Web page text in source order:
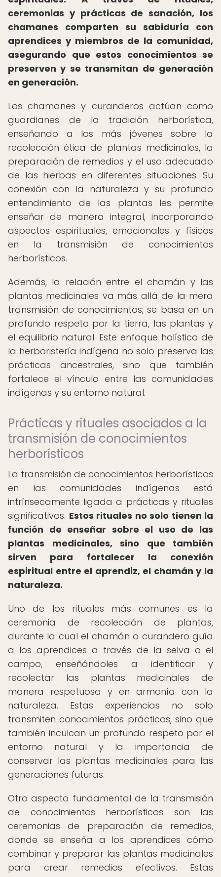
ceremonias y prácticas de sanación, los
chamanes comparten su sabiduría con
aprendices y miembros de la comunidad,
asegurando que estos conocimientos se
preserven y se transmitan de generación
en generación.
Los chamanes y curanderos actúan como
guardianes de la tradición herborística,
enseñando a los más jóvenes sobre la
recolección ética de plantas medicinales, la
preparación de remedios y el uso adecuado
de las hierbas en diferentes situaciones. Su
conexión con la naturaleza y su profundo
entendimiento de las plantas les permite
enseñar de manera integral, incorporando
aspectos espirituales, emocionales y físicos
en la transmisión de conocimientos
herborísticos.
Además, la relación entre el chamán y las
plantas medicinales va más allá de la mera
transmisión de conocimientos; se basa en un
profundo respeto por la tierra, las plantas y
el equilibrio natural. Este enfoque holístico de
la herboristería indígena no solo preserva las
prácticas ancestrales, sino que también
fortalece el vínculo entre las comunidades
indígenas y su entorno natural.
Prácticas y rituales asociados a la
transmisión de conocimientos
herborísticos
La transmisión de conocimientos herborísticos
en las comunidades indígenas está
intrínsecamente ligada a prácticas y rituales
significativos. Estos rituales no solo tienen la
función de enseñar sobre el uso de las
plantas medicinales, sino que también
sirven para fortalecer la conexión
espiritual entre el aprendiz, el chamán y la
naturaleza.
Uno de los rituales más comunes es la
ceremonia de recolección de plantas,
durante la cual el chamán o curandero guía
a los aprendices a través de la selva o el
campo, enseñándoles a identificar y
recolectar las plantas medicinales de
manera respetuosa y en armonía con la
naturaleza. Estas experiencias no solo
transmiten conocimientos prácticos, sino que
también inculcan un profundo respeto por el
entorno natural y la importancia de
conservar las plantas medicinales para las
generaciones futuras.
Otro aspecto fundamental de la transmisión
de conocimientos herborísticos son las
ceremonias de preparación de remedios,
donde se enseña a los aprendices cómo
combinar y preparar las plantas medicinales
para crear remedios efectivos. Estas